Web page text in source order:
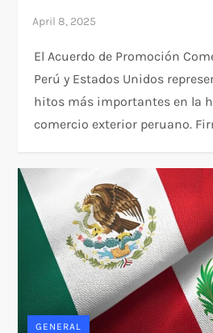
El Acuerdo de Promoción
Perú y Estados Unidos
hitos más importantes en la
comercio exterior peruano.
GENERAL